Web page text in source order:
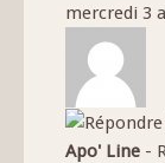
mercredi 3
Apo' Line -